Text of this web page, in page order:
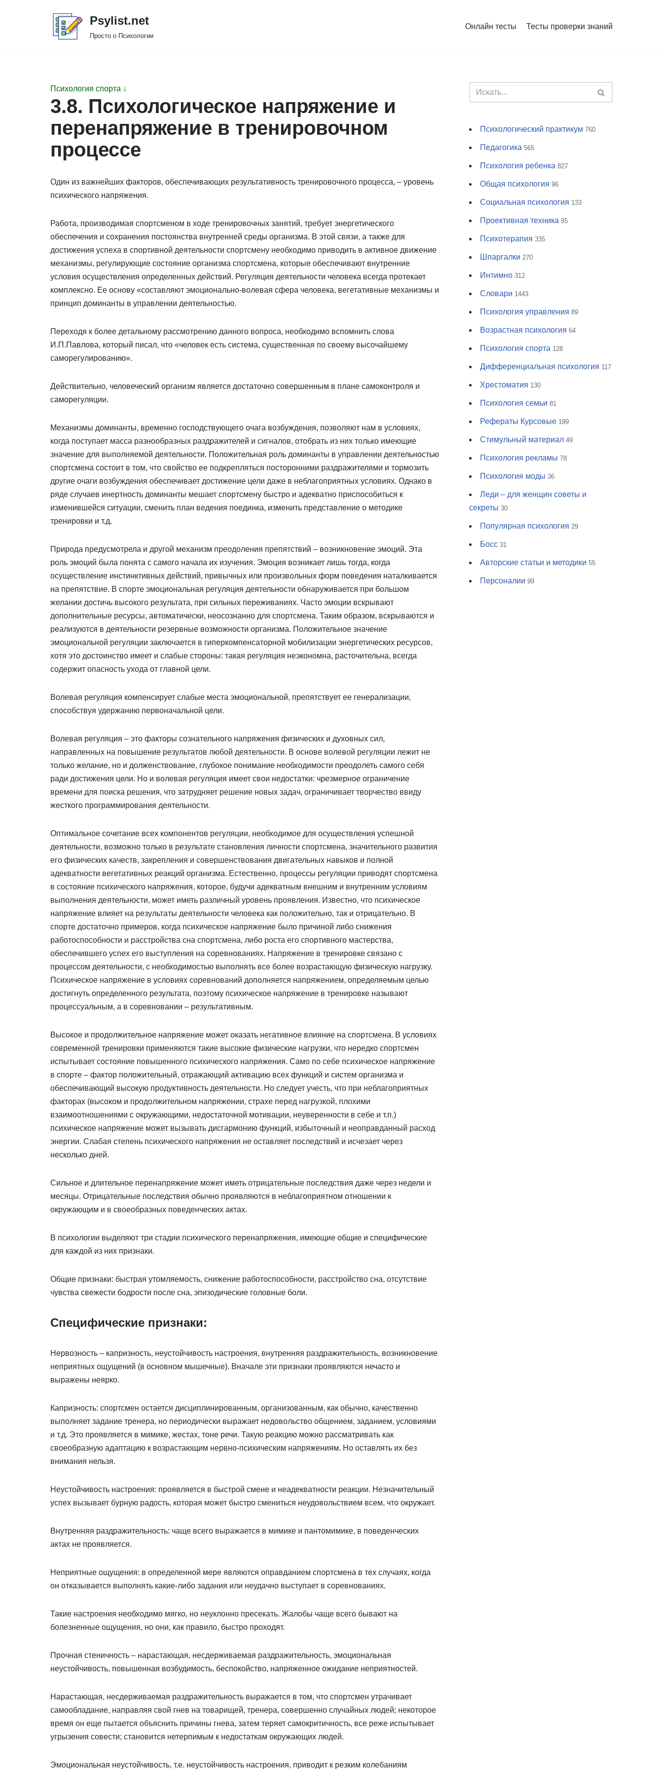
Psylist.net
Просто о Психологии
Онлайн тесты Тесты проверки знаний
Психология спорта ↓
3.8. Психологическое напряжение и
перенапряжение в тренировочном
процессе
Один из важнейших факторов, обеспечивающих результативность тренировочного процесса, – уровень
психического напряжения.
Работа, производимая спортсменом в ходе тренировочных занятий, требует энергетического
обеспечения и сохранения постоянства внутренней среды организма. В этой связи, а также для
достижения успеха в спортивной деятельности спортсмену необходимо приводить в активное движение
механизмы, регулирующие состояние организма спортсмена, которые обеспечивают внутренние
условия осуществления определенных действий. Регуляция деятельности человека всегда протекает
комплексно. Ее основу «составляют эмоционально-волевая сфера человека, вегетативные механизмы и
принцип доминанты в управлении деятельностью.
Переходя к более детальному рассмотрению данного вопроса, необходимо вспомнить слова
И.П.Павлова, который писал, что «человек есть система, существенная по своему высочайшему
саморегулированию».
Действительно, человеческий организм является достаточно совершенным в плане самоконтроля и
саморегуляции.
Механизмы доминанты, временно господствующего очага возбуждения, позволяют нам в условиях,
когда поступает масса разнообразных раздражителей и сигналов, отобрать из них только имеющие
значение для выполняемой деятельности. Положительная роль доминанты в управлении деятельностью
спортсмена состоит в том, что свойство ее подкрепляться посторонними раздражителями и тормозить
другие очаги возбуждения обеспечивает достижение цели даже в неблагоприятных условиях. Однако в
ряде случаев инертность доминанты мешает спортсмену быстро и адекватно приспособиться к
изменившейся ситуации, сменить план ведения поединка, изменить представление о методике
тренировки и т.д.
Природа предусмотрела и другой механизм преодоления препятствий – возникновение эмоций. Эта
роль эмоций была понята с самого начала их изучения. Эмоция возникает лишь тогда, когда
осуществление инстинктивных действий, привычных или произвольных форм поведения наталкивается
на препятствие. В спорте эмоциональная регуляция деятельности обнаруживается при большом
желании достичь высокого результата, при сильных переживаниях. Часто эмоции вскрывают
дополнительные ресурсы, автоматически, неосознанно для спортсмена. Таким образом, вскрываются и
реализуются в деятельности резервные возможности организма. Положительное значение
эмоциональной регуляции заключается в гиперкомпенсаторной мобилизации энергетических ресурсов,
хотя это достоинство имеет и слабые стороны: такая регуляция неэкономна, расточительна, всегда
содержит опасность ухода от главной цели.
Волевая регуляция компенсирует слабые места эмоциональной, препятствует ее генерализации,
способствуя удержанию первоначальной цели.
Волевая регуляция – это факторы сознательного напряжения физических и духовных сил,
направленных на повышение результатов любой деятельности. В основе волевой регуляции лежит не
только желание, но и долженствование, глубокое понимание необходимости преодолеть самого себя
ради достижения цели. Но и волевая регуляция имеет свои недостатки: чрезмерное ограничение
времени для поиска решения, что затрудняет решение новых задач, ограничивает творчество ввиду
жесткого программирования деятельности.
Оптимальное сочетание всех компонентов регуляции, необходимое для осуществления успешной
деятельности, возможно только в результате становления личности спортсмена, значительного развития
его физических качеств, закрепления и совершенствования двигательных навыков и полной
адекватности вегетативных реакций организма. Естественно, процессы регуляции приводят спортсмена
в состояние психического напряжения, которое, будучи адекватным внешним и внутренним условиям
выполнения деятельности, может иметь различный уровень проявления. Известно, что психическое
напряжение влияет на результаты деятельности человека как положительно, так и отрицательно. В
спорте достаточно примеров, когда психическое напряжение было причиной либо снижения
работоспособности и расстройства сна спортсмена, либо роста его спортивного мастерства,
обеспечившего успех его выступления на соревнованиях. Напряжение в тренировке связано с
процессом деятельности, с необходимостью выполнять все более возрастающую физическую нагрузку.
Психическое напряжение в условиях соревнований дополняется напряжением, определяемым целью
достигнуть определенного результата, поэтому психическое напряжение в тренировке называют
процессуальным, а в соревновании – результативным.
Высокое и продолжительное напряжение может оказать негативное влияние на спортсмена. В условиях
современной тренировки применяются такие высокие физические нагрузки, что нередко спортсмен
испытывает состояние повышенного психического напряжения. Само по себе психическое напряжение
в спорте – фактор положительный, отражающий активацию всех функций и систем организма и
обеспечивающий высокую продуктивность деятельности. Но следует учесть, что при неблагоприятных
факторах (высоком и продолжительном напряжении, страхе перед нагрузкой, плохими
взаимоотношениями с окружающими, недостаточной мотивации, неуверенности в себе и т.п.)
психическое напряжение может вызывать дисгармонию функций, избыточный и неоправданный расход
энергии. Слабая степень психического напряжения не оставляет последствий и исчезает через
несколько дней.
Сильное и длительное перенапряжение может иметь отрицательные последствия даже через недели и
месяцы. Отрицательные последствия обычно проявляются в неблагоприятном отношении к
окружающим и в своеобразных поведенческих актах.
В психологии выделяют три стадии психического перенапряжения, имеющие общие и специфические
для каждой из них признаки.
Общие признаки: быстрая утомляемость, снижение работоспособности, расстройство сна, отсутствие
чувства свежести бодрости после сна, эпизодические головные боли.
Специфические признаки:
Нервозность – капризность, неустойчивость настроения, внутренняя раздражительность, возникновение
неприятных ощущений (в основном мышечные). Вначале эти признаки проявляются нечасто и
выражены неярко.
Капризность: спортсмен остается дисциплинированным, организованным, как обычно, качественно
выполняет задание тренера, но периодически выражает недовольство общением, заданием, условиями
и т.д. Это проявляется в мимике, жестах, тоне речи. Такую реакцию можно рассматривать как
своеобразную адаптацию к возрастающим нервно-психическим напряжениям. Но оставлять их без
внимания нельзя.
Неустойчивость настроения: проявляется в быстрой смене и неадекватности реакции. Незначительный
успех вызывает бурную радость, которая может быстро смениться неудовольствием всем, что окружает.
Внутренняя раздражительность: чаще всего выражается в мимике и пантомимике, в поведенческих
актах не проявляется.
Неприятные ощущения: в определенной мере являются оправданием спортсмена в тех случаях, когда
он отказывается выполнять какие-либо задания или неудачно выступает в соревнованиях.
Такие настроения необходимо мягко, но неуклонно пресекать. Жалобы чаще всего бывают на
болезненные ощущения, но они, как правило, быстро проходят.
Прочная стеничность – нарастающая, несдерживаемая раздражительность, эмоциональная
неустойчивость, повышенная возбудимость, беспокойство, напряженное ожидание неприятностей.
Нарастающая, несдерживаемая раздражительность выражается в том, что спортсмен утрачивает
самообладание, направляя свой гнев на товарищей, тренера, совершенно случайных людей; некоторое
время он еще пытается объяснить причины гнева, затем теряет самокритичность, все реже испытывает
угрызения совести; становится нетерпимым к недостаткам окружающих людей.
Эмоциональная неустойчивость, т.е. неустойчивость настроения, приводит к резким колебаниям
Психологический практикум 760
Педагогика 565
Психология ребенка 827
Общая психология 96
Социальная психология 133
Проективная техника 85
Психотерапия 335
Шпаргалки 270
Интимно 312
Словари 1443
Психология управления 89
Возрастная психология 64
Психология спорта 128
Дифференциальная психология 117
Хрестоматия 130
Психология семьи 81
Рефераты Курсовые 199
Стимульный материал 49
Психология рекламы 78
Психология моды 36
Леди – для женщин советы и
секреты 30
Популярная психология 29
Босс 31
Авторские статьи и методики 55
Персоналии 99